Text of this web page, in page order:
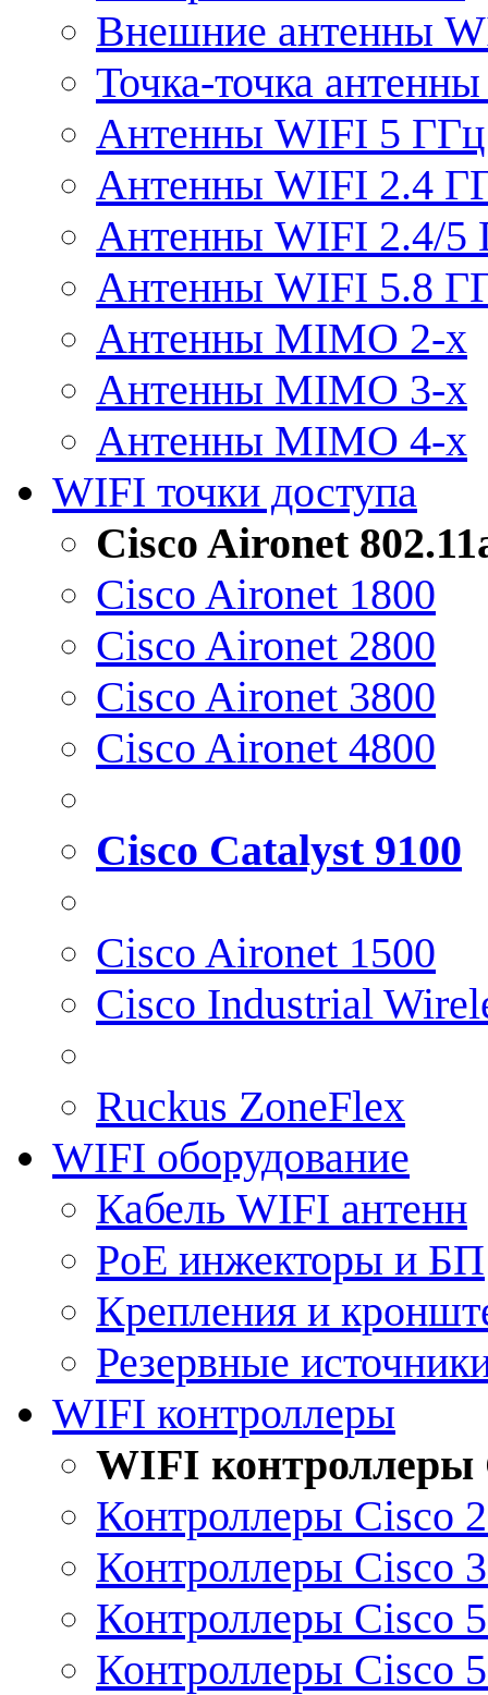
Внешние антенны
Точка-точка
Антенны WIFI 5 ГГц
Антенны WIFI 2.4
Антенны WIFI 2.4/5
Антенны WIFI 5.8
Антенны MIMO 2-x
Антенны MIMO 3-x
Антенны MIMO 4-x
WIFI точки доступа
Cisco Aironet
Cisco Aironet 1800
Cisco Aironet 2800
Cisco Aironet 3800
Cisco Aironet 4800
Cisco Catalyst 9100
Cisco Aironet 1500
Cisco Industrial
Ruckus ZoneFlex
WIFI оборудование
Кабель WIFI антенн
PoE инжекторы и БП
Крепления и
Резервные
WIFI контроллеры
WIFI контроллеры
Контроллеры Cisco
Контроллеры Cisco
Контроллеры Cisco
Контроллеры Cisco